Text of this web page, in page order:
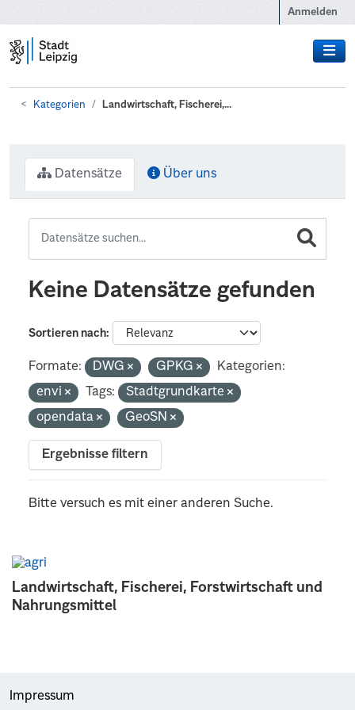
Anmelden
Kategorien Landwirtschaft, Fischerei,...
Landwirtschaft, Fischerei, Forstwirtschaft und
Nahrungsmittel
Datensätze Über uns
Keine Datensätze gefunden
Sortieren nach
Formate: DWG GPKG
Kategorien:
envi
Tags:
Stadtgrundkarte
opendata
GeoSN
Ergebnisse filtern
Bitte versuch es mit einer anderen Suche.
Impressum